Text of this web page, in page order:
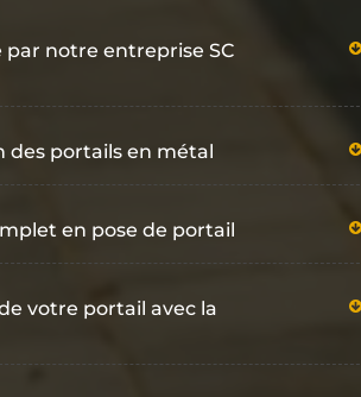
notre entreprise SC
des portails en métal
en pose de portail
votre portail avec la